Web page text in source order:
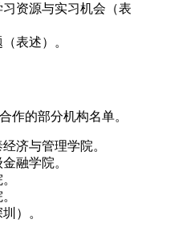
资源与实习机会（表
表述）。
作的部分机构名单。
济与管理学院。
融学院。
）。